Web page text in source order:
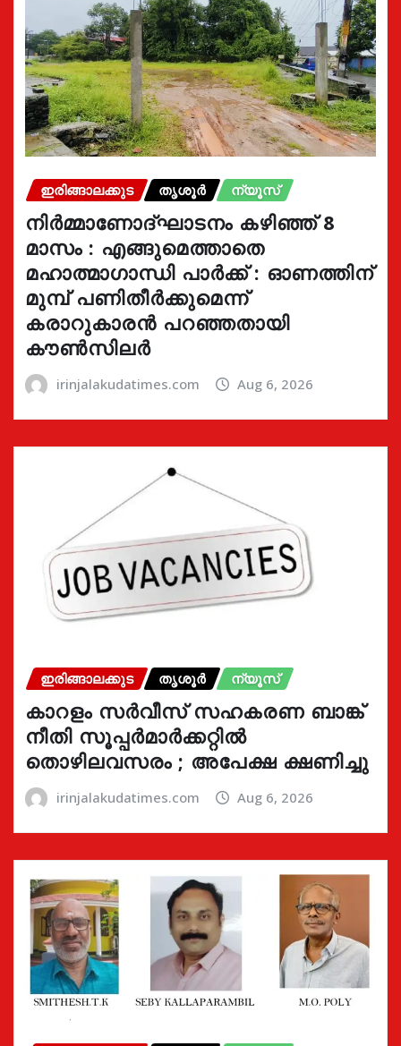
ഇരിങ്ങാലക്കുട തൃശൂർ ന്യൂസ്
നിർമ്മാണോദ്ഘാടനം കഴിഞ്ഞ് 8
മാസം : എങ്ങുമെത്താതെ
മഹാത്മാഗാന്ധി പാർക്ക് : ഓണത്തിന്
മുമ്പ് പണിതീർക്കുമെന്ന്
കരാറുകാരൻ പറഞ്ഞതായി
കൗൺസിലർ
irinjalakudatimes.com Aug 6, 2026
ഇരിങ്ങാലക്കുട തൃശൂർ ന്യൂസ്
കാറളം സർവീസ് സഹകരണ ബാങ്ക്
നീതി സൂപ്പർമാർക്കറ്റിൽ
തൊഴിലവസരം ; അപേക്ഷ ക്ഷണിച്ചു
irinjalakudatimes.com Aug 6, 2026